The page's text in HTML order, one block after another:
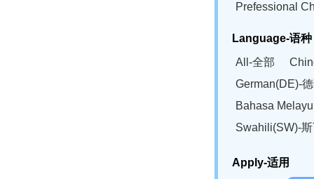
Prefessional
Language-语种
All-全部
German(DE)-
Bahasa
Swahili(SW)-
Apply-适用